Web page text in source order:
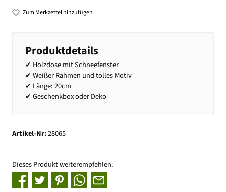
Zum Merkzettel hinzufügen
Produktdetails
✔ Holzdose mit Schneefenster
✔ Weißer Rahmen und tolles Motiv
✔ Länge: 20cm
✔ Geschenkbox oder Deko
Artikel-Nr:28065
Dieses Produkt weiterempfehlen: